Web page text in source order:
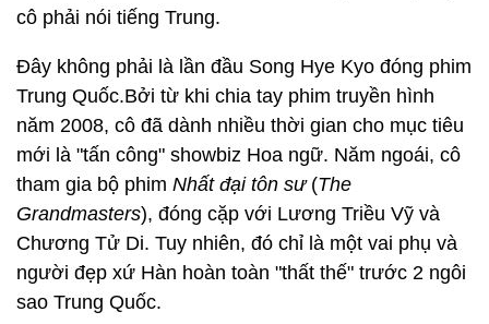
cô phải nói tiếng Trung.
Đây không phải là lần đầu Song Hye Kyo đóng phim
Trung Quốc.Bởi từ khi chia tay phim truyền hình
năm 2008, cô đã dành nhiều thời gian cho mục tiêu
mới là "tấn công" showbiz Hoa ngữ. Năm ngoái, cô
tham gia bộ phim Nhất đại tôn sư (The
Grandmasters), đóng cặp với Lương Triều Vỹ và
Chương Tử Di. Tuy nhiên, đó chỉ là một vai phụ và
người đẹp xứ Hàn hoàn toàn "thất thế" trước 2 ngôi
sao Trung Quốc.